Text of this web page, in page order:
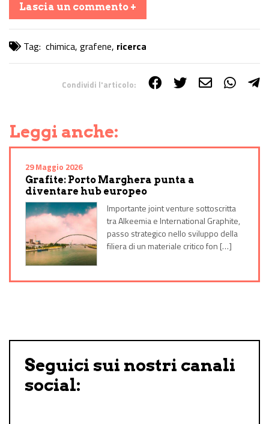
Lascia un commento +
Tag: chimica, grafene, ricerca
Condividi l'articolo:
Leggi anche:
29 Maggio 2026
Grafite: Porto Marghera punta a
diventare hub europeo
Importante joint venture sottoscritta
tra Alkeemia e International Graphite,
passo strategico nello sviluppo della
filiera di un materiale critico fon […]
Seguici sui nostri canali
social: